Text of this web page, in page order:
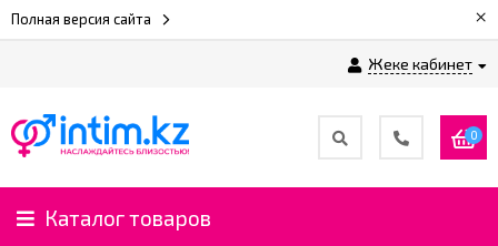
Полная версия сайта ×
Жеке кабинет
0
Каталог товаров